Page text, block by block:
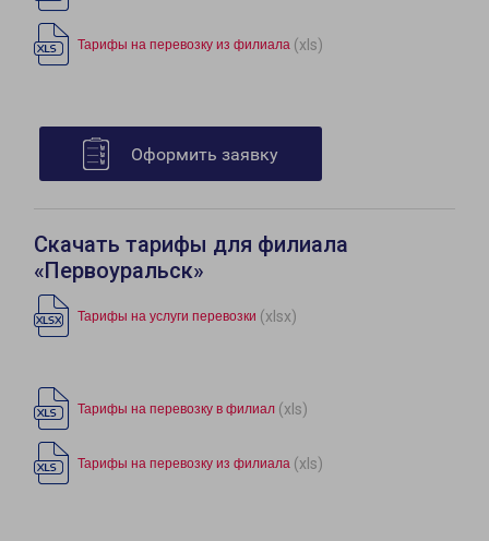
Тарифы на перевозку из филиала (xls)
Оформить заявку
Скачать тарифы для филиала
«Первоуральск»
Тарифы на услуги перевозки (xlsx)
Тарифы на перевозку в филиал (xls)
Тарифы на перевозку из филиала (xls)